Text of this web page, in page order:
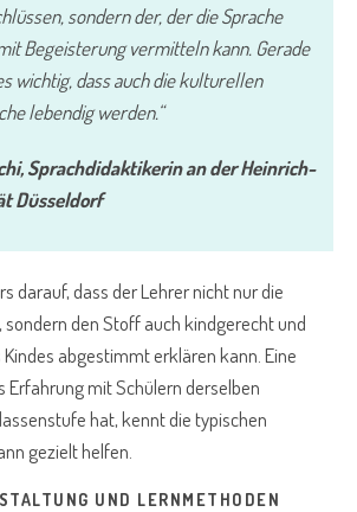
sondern der, der die Sprache
Begeisterung vermitteln kann. Gerade
wichtig, dass auch die kulturellen
lebendig werden.“
Sprachdidaktikerin an der Heinrich-
Düsseldorf
darauf, dass der Lehrer nicht nur die
den Stoff auch kindgerecht und
Kindes abgestimmt erklären kann. Eine
Erfahrung mit Schülern derselben
hat, kennt die typischen
gezielt helfen.
UND LERNMETHODEN